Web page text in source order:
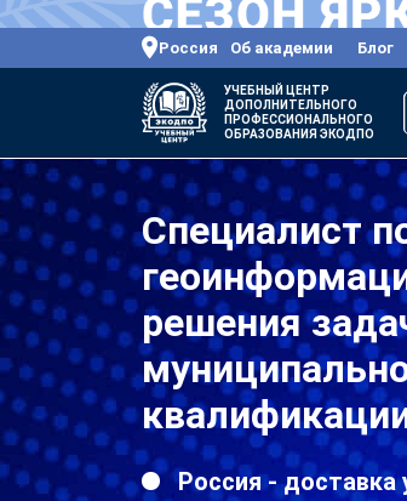
Россия Об академии Блог
УЧЕБНЫЙ ЦЕНТР
ДОПОЛНИТЕЛЬНОГО
ПРОФЕССИОНАЛЬНОГО
ОБРАЗОВАНИЯ ЭКОДПО
Специалист
решения
Россия - доставка